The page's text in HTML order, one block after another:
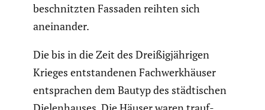
beschnitzten Fassaden reihten sich
anein­ander.
Die bis in die Zeit des Dreißig­jäh­rigen
Krieges entstan­denen Fachwerk­häuser
entspra­chen dem Bautyp des städti­schen